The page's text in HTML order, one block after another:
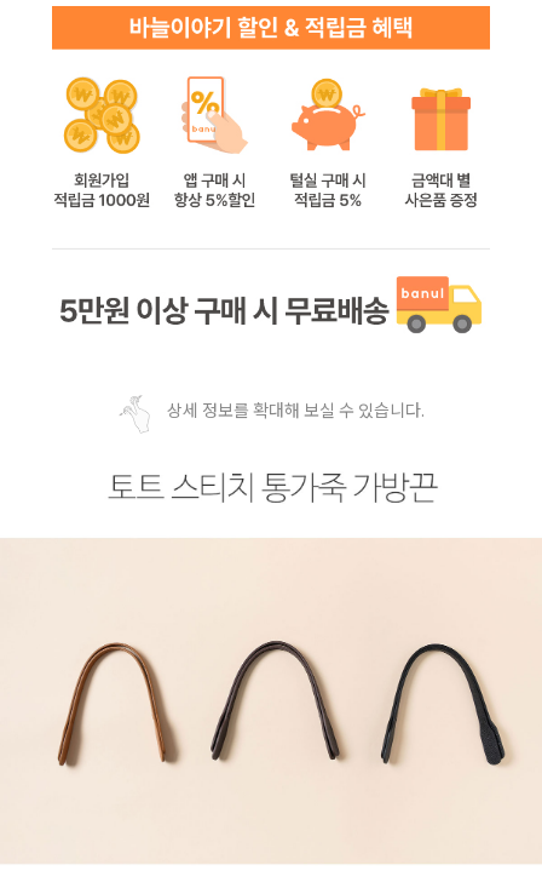
상세 정보를 확대해 보실 수 있습니다.